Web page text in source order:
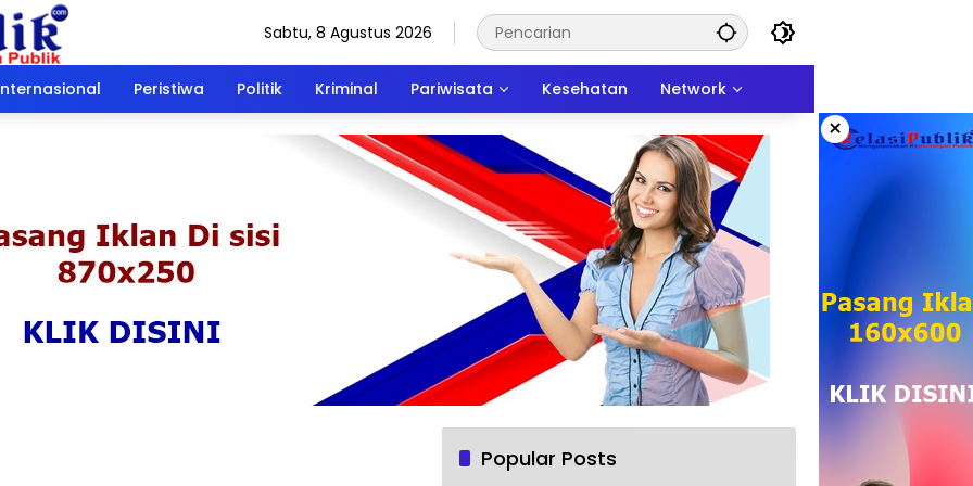
Sabtu, 8 Agustus 2026
Peristiwa Politik Kriminal Pariwisata Kesehatan Network
×
Popular Posts